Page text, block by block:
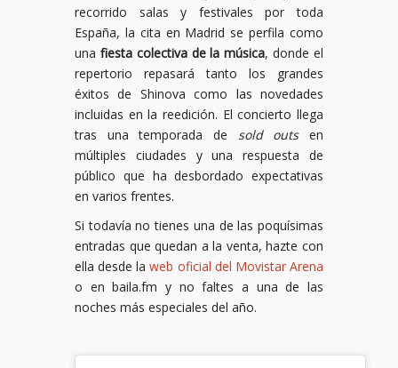
recorrido salas y festivales por toda
España, la cita en Madrid se perfila como
una fiesta colectiva de la música, donde el
repertorio repasará tanto los grandes
éxitos de Shinova como las novedades
incluidas en la reedición. El concierto llega
tras una temporada de sold outsen
múltiples ciudades y una respuesta de
público que ha desbordado expectativas
en varios frentes.
Si todavía no tienes una de las poquísimas
entradas que quedan a la venta, hazte con
ella desde laweb oficial del Movistar Arena
o en baila.fm y no faltes a una de las
noches más especiales del año.